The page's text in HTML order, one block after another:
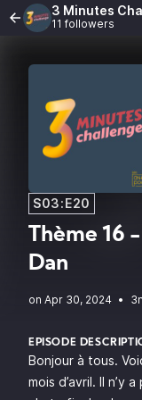
3 Minutes
11 followers
S03:E20
Thème 16
Dan
•
EPISODE
Bonjour à tous.
mois d’avril. Il n’y